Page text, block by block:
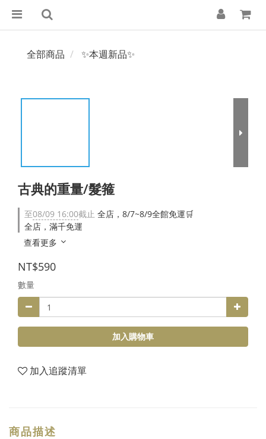
全部商品 ✨本週新品✨
古典的重量/髮箍
至08/09 16:00截止 全店，8/7~8/9全館免運🛒
全店，滿千免運
查看更多
NT$590
數量
加入購物車
加入追蹤清單
商品描述